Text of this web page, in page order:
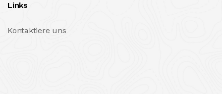
Links
Kontaktiere uns